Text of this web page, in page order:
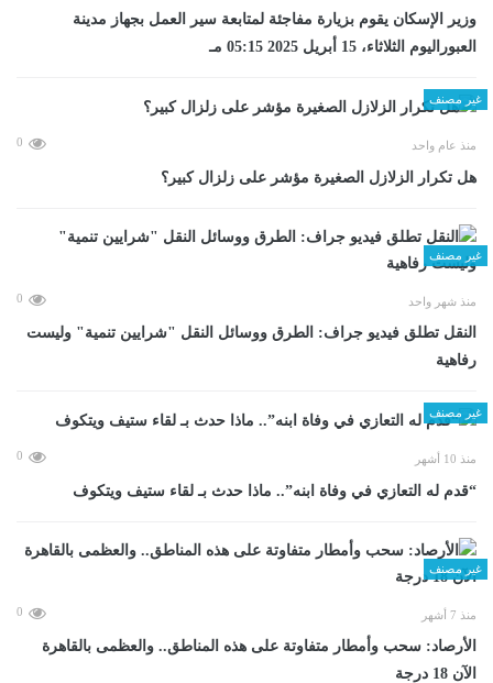
وزير الإسكان يقوم بزيارة مفاجئة لمتابعة سير العمل بجهاز مدينة
العبوراليوم الثلاثاء، 15 أبريل 2025 05:15 مـ
غير مصنف
منذ عام واحد 0
هل تكرار الزلازل الصغيرة مؤشر على زلزال كبير؟
غير مصنف
منذ شهر واحد 0
​النقل تطلق فيديو جراف: الطرق ووسائل النقل "شرايين تنمية" وليست
رفاهية
غير مصنف
منذ 10 أشهر 0
“قدم له التعازي في وفاة ابنه”.. ماذا حدث بـ لقاء ستيف ويتكوف
غير مصنف
منذ 7 أشهر 0
الأرصاد: سحب وأمطار متفاوتة على هذه المناطق.. والعظمى بالقاهرة
الآن 18 درجة